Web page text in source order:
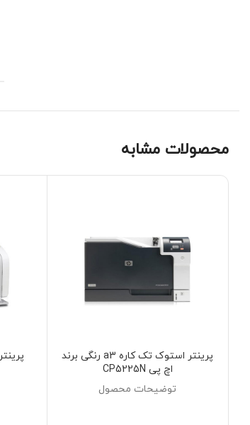
محصولات مشابه
پرینتر استوک تک کاره a3 رنگی برند
اچ پی CP5225N
توضیحات محصول